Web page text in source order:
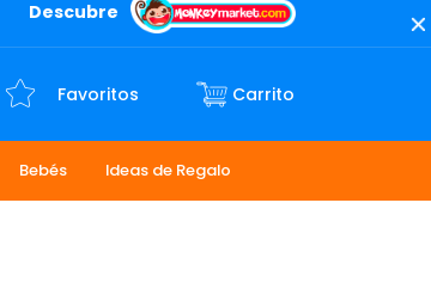
Descubre
Favoritos
Bebés Ideas de Regalo